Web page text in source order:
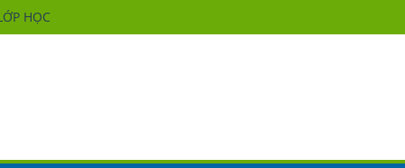
HỌC
HỌC
HỌC